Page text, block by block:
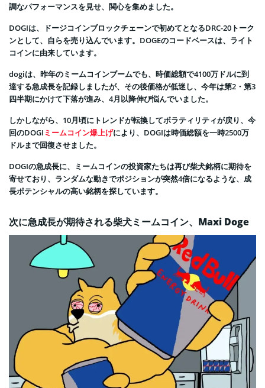
調なパフォーマンスを見せ、関心を集めました。
DOGIは、ドージコインブロックチェーンで初めてとなるDRC-20トーク
ンとして、自らを売り込んでいます。DOGEのコードベースは、ライト
コインに由来しています。
dogiは、昨年のミームコインブームでも、時価総額で4100万ドルに到
達する急成長を記録しましたが、その後価格が低迷し、今年は第2・第3
四半期にかけて下落が進み、4月以降伸び悩んでいました。
しかしながら、10月頃にトレンドが転換してボラティリティが戻り、今
回のDOGI ミームコイン爆上げにより、DOGIは時価総額を一時2500万
ドルまで回復させました。
DOGIの急成長に、ミームコインの投資家たちは再び柴犬銘柄に期待を
寄せており、ランダムな動きでポジションが突然4倍になるような、成
長ポテンシャルの高い銘柄を探しています。
次に急成長が期待される柴犬ミームコイン、Maxi Doge